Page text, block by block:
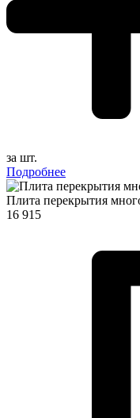
за шт.
Подробнее
Плита перекрытия
16 915